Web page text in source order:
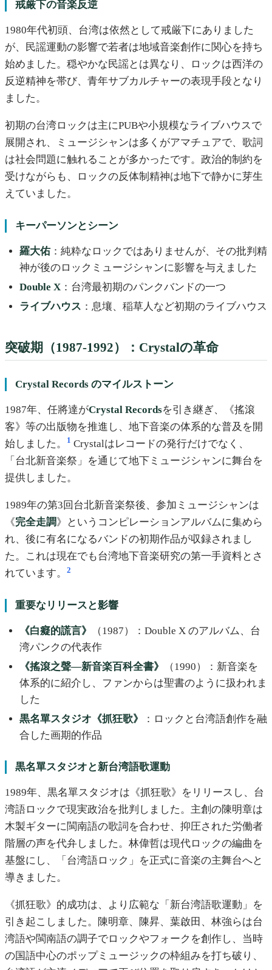
戒厳下の音楽反逆
1980年代初頭、台湾は依然として戒厳下にありました
が、民謡運動の影響で若者は地域音楽創作に関心を持ち
始めました。穏やかな民謡とは異なり、ロックは西洋の
反逆精神を帯び、青年サブカルチャーの表現手段となり
ました。
初期の台湾ロックは主にPUBや小規模なライブハウスで
展開され、ミュージシャンは多くがアマチュアで、歌詞
は社会問題に触れることが多かったです。政治的制約を
受けながらも、ロックの反体制精神は地下で静かに芽生
えていました。
キーパーソンとシーン
羅大佑 ：純粋なロックではありませんが、その批判精
神が後のロックミュージシャンに影響を与えました
Double X ：台湾最初期のパンクバンドの一つ
ライブハウス ：息壤、稲草人など初期のライブハウス
突破期（1987-1992）：Crystalの革命
Crystal Records のマイルストーン
1987年、任將達がCrystal Recordsを引き継ぎ、《搖滾
客》等の出版物を推進し、地下音楽の体系的な普及を開
始しました。
1 Crystalはレコードの発行だけでなく、
「台北新音楽祭」を通じて地下ミュージシャンに舞台を
提供しました。
1989年の第3回台北新音楽祭後、参加ミュージシャンは
《完全走調》というコンピレーションアルバムに集めら
れ、後に有名になるバンドの初期作品が収録されまし
た。これは現在でも台湾地下音楽研究の第一手資料とさ
れています。
2
重要なリリースと影響
《白癡的謊言》
（1987）：Double X のアルバム、台
湾パンクの代表作
《搖滾之聲—新音楽百科全書》
（1990）：新音楽を
体系的に紹介し、ファンからは聖書のように扱われま
した
黒名單スタジオ《抓狂歌》
：ロックと台湾語創作を融
合した画期的作品
黒名單スタジオと新台湾語歌運動
1989年、黒名單スタジオは《抓狂歌》をリリースし、台
湾語ロックで現実政治を批判しました。主創の陳明章は
木製ギターに閩南語の歌詞を合わせ、抑圧された労働者
階層の声を代弁しました。林偉哲は現代ロックの編曲を
基盤にし、「台湾語ロック」を正式に音楽の主舞台へと
導きました。
《抓狂歌》的成功は、より広範な「新台湾語歌運動」を
引き起こしました。陳明章、陳昇、葉啟田、林強らは台
湾語や閩南語の調子でロックやフォークを創作し、当時
の国語中心のポップミュージックの枠組みを打ち破り、